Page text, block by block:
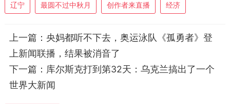
辽宁 最圆不过中秋月 创作者来直播 经济
上一篇： 央妈都听不下去，奥运泳队《孤勇者》登
上新闻联播，结果被消音了
下一篇： 库尔斯克打到第32天：乌克兰搞出了一个
世界大新闻